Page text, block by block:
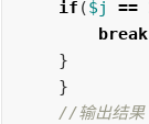
if ($j ==
break
}
}
//输出结果